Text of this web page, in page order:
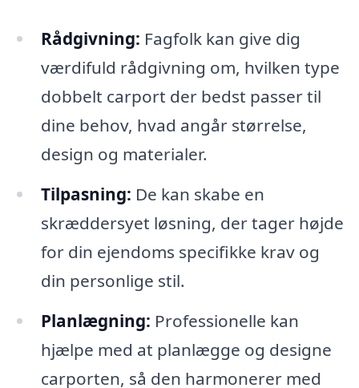
Rådgivning: Fagfolk kan give dig
værdifuld rådgivning om, hvilken type
dobbelt carport der bedst passer til
dine behov, hvad angår størrelse,
design og materialer.
Tilpasning: De kan skabe en
skræddersyet løsning, der tager højde
for din ejendoms specifikke krav og
din personlige stil.
Planlægning: Professionelle kan
hjælpe med at planlægge og designe
carporten, så den harmonerer med